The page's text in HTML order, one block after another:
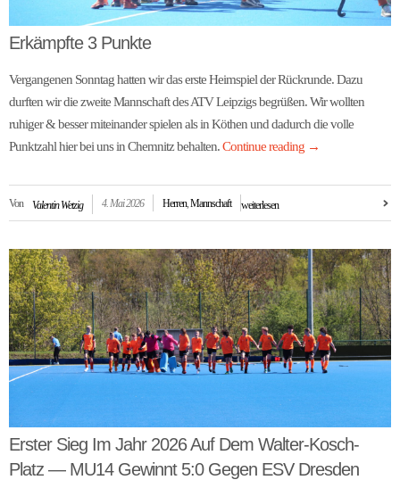
Erkämpfte 3 Punkte
Vergangenen Sonntag hatten wir das erste Heimspiel der Rückrunde. Dazu
durften wir die zweite Mannschaft des ATV Leipzigs begrüßen. Wir wollten
ruhiger & besser miteinander spielen als in Köthen und dadurch die volle
Punktzahl hier bei uns in Chemnitz behalten.Continue reading →
Von Valentin Wetzig 4. Mai 2026 Herren,Mannschaft weiterlesen
Erster Sieg Im Jahr 2026 Auf Dem Walter-Kosch-
Platz — MU14 Gewinnt 5:0 Gegen ESV Dresden